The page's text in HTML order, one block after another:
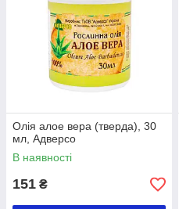
Олія алое вера (тверда), 30
мл, Адверсо
В наявності
151 ₴